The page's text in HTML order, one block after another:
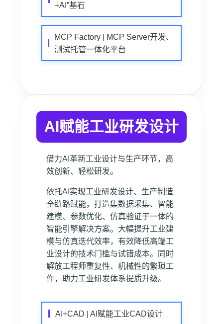
+AI”基石
MCP Factory | MCP Server开发、
测试托管一体化平台
AI赋能工业研发设计
借力AI革新工业设计与生产环节，高
效创新、轻松研发。
依托AI实现工业研发设计、生产制造
全链路赋能，打造集数据采集、智能
建模、参数优化、仿真验证于一体的
智能引擎解决方案。大幅提升工业建
模与仿真迭代效率，有效降低高端工
业设计的技术门槛与试错成本。同时
解放工程师重复性、机械性的繁琐工
作，助力工业研发体系提质升级。
AI+CAD | AI赋能工业CAD设计